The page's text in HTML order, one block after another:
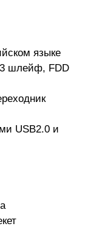
языке
шлейф, FDD
USB2.0 и